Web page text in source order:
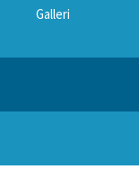
Galleri